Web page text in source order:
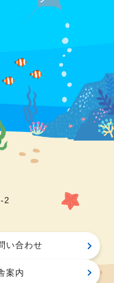
2
い合わせ
案内